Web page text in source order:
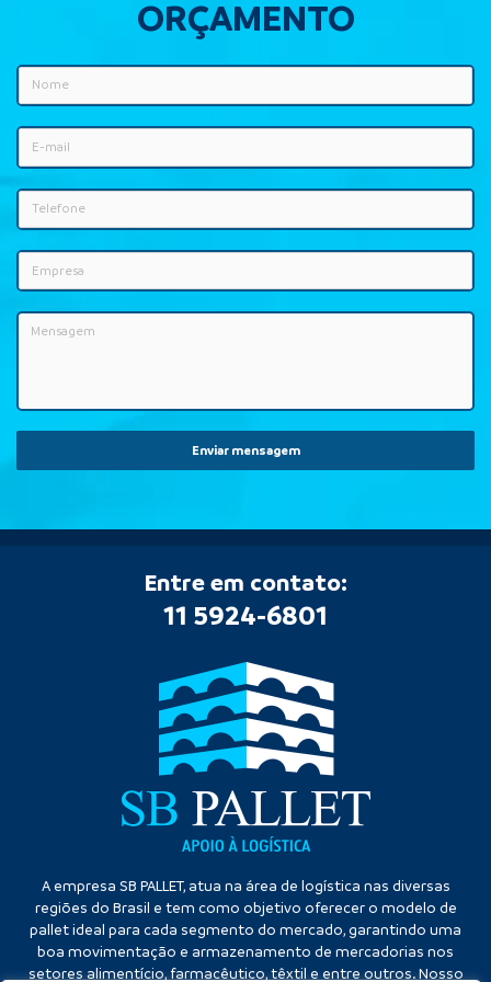
ORÇAMENTO
Enviar mensagem
Entre em contato:
11 5924-6801
A empresa SB PALLET, atua na área de logística nas diversas
regiões do Brasil e tem como objetivo oferecer o modelo de
pallet ideal para cada segmento do mercado, garantindo uma
boa movimentação e armazenamento de mercadorias nos
setores alimentício, farmacêutico, têxtil e entre outros. Nosso